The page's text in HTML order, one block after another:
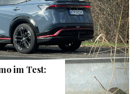
im Test: